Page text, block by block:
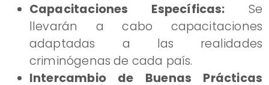
Capacitaciones Específicas: Se
llevarán a cabo capacitaciones
adaptadas a las realidades
criminógenas de cada país.
Intercambio de Buenas Prácticas